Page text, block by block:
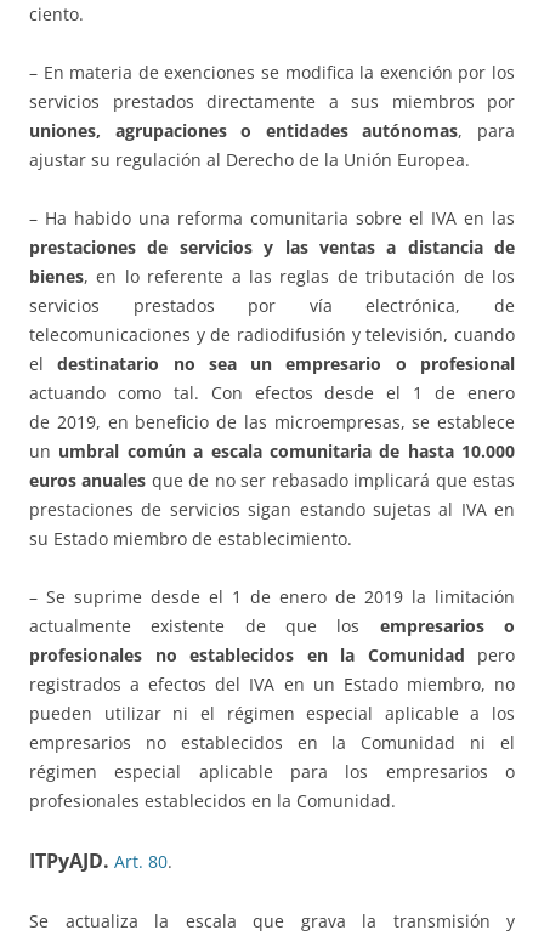
ciento.
– En materia de exenciones se modifica la exención por los
servicios prestados directamente a sus miembros por
uniones, agrupaciones o entidades autónomas, para
ajustar su regulación al Derecho de la Unión Europea.
– Ha habido una reforma comunitaria sobre el IVA en las
prestaciones de servicios y las ventas a distancia de
bienes, en lo referente a las reglas de tributación de los
servicios prestados por vía electrónica, de
telecomunicaciones y de radiodifusión y televisión, cuando
eldestinatario no sea un empresario o profesional
actuando como tal. Con efectos desde el 1 de enero
de 2019, en beneficio de las microempresas, se establece
un umbral común a escala comunitaria de hasta 10.000
euros anuales que de no ser rebasado implicará que estas
prestaciones de servicios sigan estando sujetas al IVA en
su Estado miembro de establecimiento.
– Se suprime desde el 1 de enero de 2019 la limitación
actualmente existente de que los empresarios o
profesionales no establecidos en la Comunidad pero
registrados a efectos del IVA en un Estado miembro, no
pueden utilizar ni el régimen especial aplicable a los
empresarios no establecidos en la Comunidad ni el
régimen especial aplicable para los empresarios o
profesionales establecidos en la Comunidad.
ITPyAJD. Art. 80.
Se actualiza la escala que grava la transmisión y